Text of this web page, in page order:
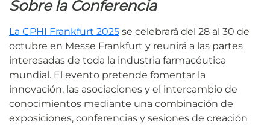
Sobre la Conferencia
La CPHI Frankfurt 2025 se celebrará del 28 al 30 de
octubre en Messe Frankfurt y reunirá a las partes
interesadas de toda la industria farmacéutica
mundial. El evento pretende fomentar la
innovación, las asociaciones y el intercambio de
conocimientos mediante una combinación de
exposiciones, conferencias y sesiones de creación